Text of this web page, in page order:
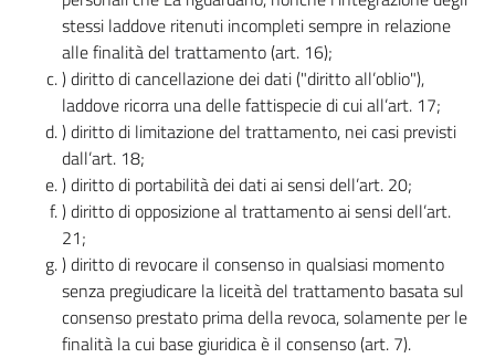
stessi laddove ritenuti incompleti sempre in relazione
alle finalità del trattamento (art. 16);
) diritto di cancellazione dei dati ("diritto all’oblio"),
laddove ricorra una delle fattispecie di cui all’art. 17;
) diritto di limitazione del trattamento, nei casi previsti
dall’art. 18;
) diritto di portabilità dei dati ai sensi dell’art. 20;
) diritto di opposizione al trattamento ai sensi dell’art.
21;
) diritto di revocare il consenso in qualsiasi momento
senza pregiudicare la liceità del trattamento basata sul
consenso prestato prima della revoca, solamente per le
finalità la cui base giuridica è il consenso (art. 7).